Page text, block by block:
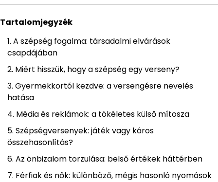
Tartalomjegyzék
A szépség fogalma: társadalmi elvárások
csapdájában
Miért hisszük, hogy a szépség egy verseny?
Gyermekkortól kezdve: a versengésre nevelés
hatása
Média és reklámok: a tökéletes külső mítosza
Szépségversenyek: játék vagy káros
összehasonlítás?
Az önbizalom torzulása: belső értékek háttérben
Férfiak és nők: különböző, mégis hasonló nyomások